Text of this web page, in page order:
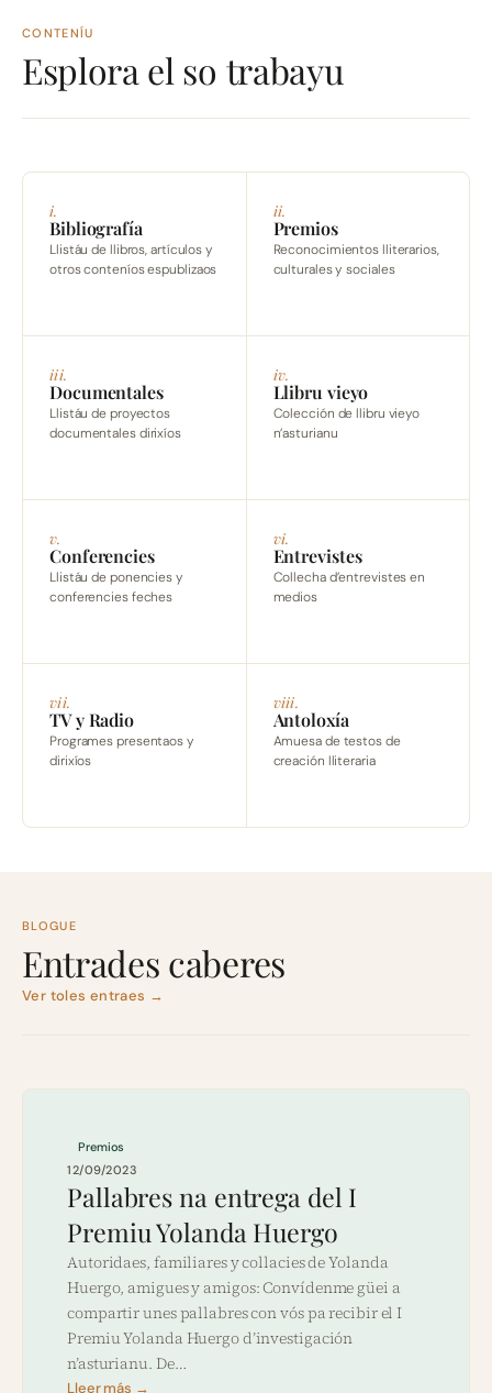
CONTENÍU
Esplora el so trabayu
i.
Bibliografía
Llistáu de llibros, artículos y
otros conteníos espublizaos
ii.
Premios
Reconocimientos lliterarios,
culturales y sociales
iii.
Documentales
Llistáu de proyectos
documentales dirixíos
iv.
Llibru vieyo
Colección de llibru vieyo
n’asturianu
v.
Conferencies
Llistáu de ponencies y
conferencies feches
vi.
Entrevistes
Collecha d’entrevistes en
medios
vii.
TV y Radio
Programes presentaos y
dirixíos
viii.
Antoloxía
Amuesa de testos de
creación lliteraria
BLOGUE
Entrades caberes
Ver toles entraes →
Premios
12/09/2023
Pallabres na entrega del I
Premiu Yolanda Huergo
Autoridaes, familiares y collacies de Yolanda
Huergo, amigues y amigos: Convídenme güei a
compartir unes pallabres con vós pa recibir el I
Premiu Yolanda Huergo d’investigación
n’asturianu. De…
Lleer más →